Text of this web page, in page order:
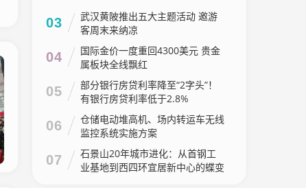
03
武汉黄陂推出五大主题活动 邀游
客周末来纳凉
04
国际金价一度重回4300美元 贵金
属板块全线飘红
05
部分银行房贷利率降至“2字头”！
有银行房贷利率低于2.8%
06
仓储电动堆高机、场内转运车无线
监控系统实施方案
07
石景山20年城市进化：从首钢工
业基地到西四环宜居新中心的蝶变